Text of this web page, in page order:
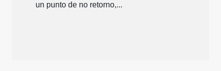
un punto de no retorno,...